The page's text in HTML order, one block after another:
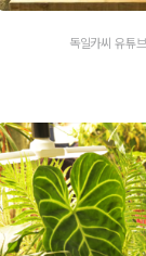
독일카씨 유튜